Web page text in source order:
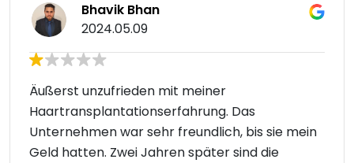
Bhavik Bhan
2024.05.09
Äußerst unzufrieden mit meiner
Haartransplantationserfahrung. Das
Unternehmen war sehr freundlich, bis sie mein
Geld hatten. Zwei Jahren später sind die